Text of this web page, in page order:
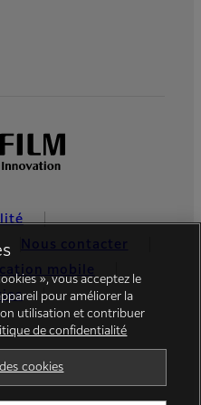
Nous contacter
mobile
», vous acceptez le
pour améliorer la
utilisation et contribuer
de confidentialité
cookies